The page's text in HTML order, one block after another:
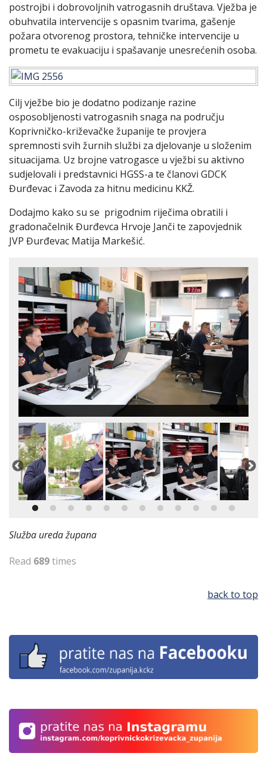
postrojbi i dobrovoljnih vatrogasnih društava. Vježba je
obuhvatila intervencije s opasnim tvarima, gašenje
požara otvorenog prostora, tehničke intervencije u
prometu te evakuaciju i spašavanje unesrećenih osoba.
Cilj vježbe bio je dodatno podizanje razine
osposobljenosti vatrogasnih snaga na području
Koprivničko-križevačke županije te provjera
spremnosti svih žurnih službi za djelovanje u složenim
situacijama. Uz brojne vatrogasce u vježbi su aktivno
sudjelovali i predstavnici HGSS-a te članovi GDCK
Đurđevac i Zavoda za hitnu medicinu KKŽ.
Dodajmo kako su se prigodnim riječima obratili i
gradonačelnik Đurđevca Hrvoje Janči te zapovjednik
JVP Đurđevac Matija Markešić.
Služba ureda župana
Read 689times
back to top